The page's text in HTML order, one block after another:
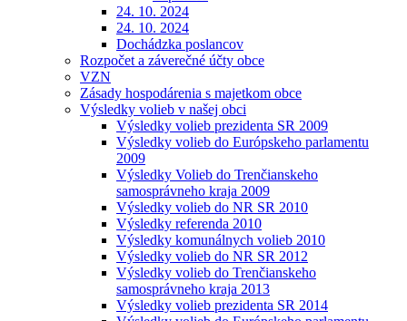
24. 10. 2024
24. 10. 2024
Dochádzka poslancov
Rozpočet a záverečné účty obce
VZN
Zásady hospodárenia s majetkom obce
Výsledky volieb v našej obci
Výsledky volieb prezidenta SR 2009
Výsledky volieb do Európskeho parlamentu
2009
Výsledky Volieb do Trenčianskeho
samosprávneho kraja 2009
Výsledky volieb do NR SR 2010
Výsledky referenda 2010
Výsledky komunálnych volieb 2010
Výsledky volieb do NR SR 2012
Výsledky volieb do Trenčianskeho
samosprávneho kraja 2013
Výsledky volieb prezidenta SR 2014